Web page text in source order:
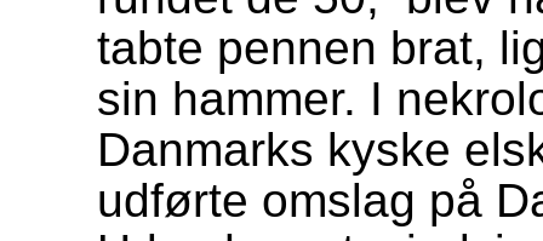
tabte pennen brat,
sin hammer. I
Danmarks kyske
udførte omslag på